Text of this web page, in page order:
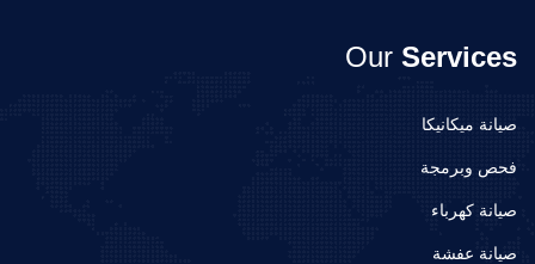
Our Services
صيانة ميكانيكا
فحص وبرمجة
صيانة كهرباء
صيانة عفشة